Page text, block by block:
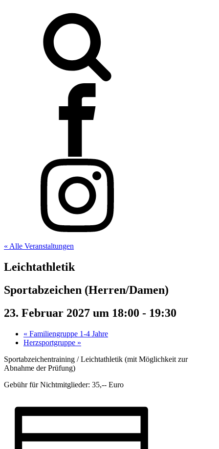
« Alle Veranstaltungen
Leichtathletik
Sportabzeichen (Herren/Damen)
23. Februar 2027 um 18:00 - 19:30
« Familiengruppe 1-4 Jahre
Herzsportgruppe »
Sportabzeichentraining / Leichtathletik (mit Möglichkeit zur
Abnahme der Prüfung)
Gebühr für Nichtmitglieder: 35,-- Euro